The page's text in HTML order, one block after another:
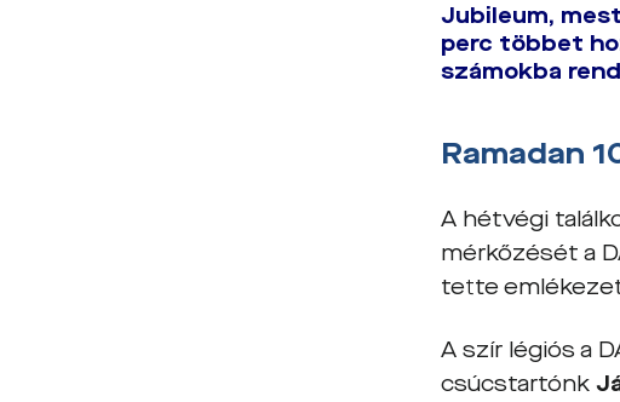
Jubileum,
perc többet
számokba
Ramadan
A hétvégi
mérkőzését a
tette
A szír légiós a
csúcstartónk